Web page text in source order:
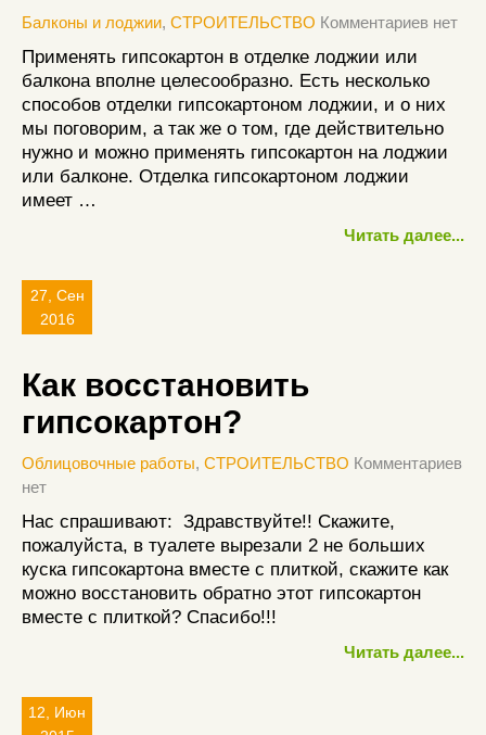
Балконы и лоджии, СТРОИТЕЛЬСТВО Комментариев нет
Применять гипсокартон в отделке лоджии или
балкона вполне целесообразно. Есть несколько
способов отделки гипсокартоном лоджии, и о них
мы поговорим, а так же о том, где действительно
нужно и можно применять гипсокартон на лоджии
или балконе. Отделка гипсокартоном лоджии
имеет …
Читать далее...
27, Сен
2016
Как восстановить
гипсокартон?
Облицовочные работы, СТРОИТЕЛЬСТВО Комментариев
нет
Нас спрашивают: Здравствуйте!! Скажите,
пожалуйста, в туалете вырезали 2 не больших
куска гипсокартона вместе с плиткой, скажите как
можно восстановить обратно этот гипсокартон
вместе с плиткой? Спасибо!!!
Читать далее...
12, Июн